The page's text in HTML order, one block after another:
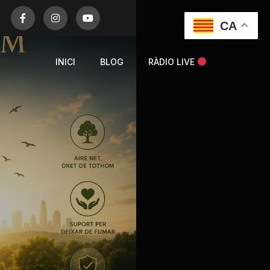
INICI BLOG RÀDIO LIVE
CA